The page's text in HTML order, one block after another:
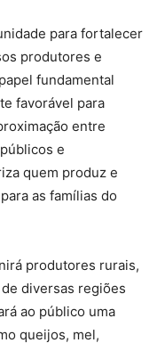
para fortalecer
produtores e
fundamental
favorável para
entre
e
quem produz e
as famílias do
produtores rurais,
diversas regiões
ao público uma
queijos, mel,